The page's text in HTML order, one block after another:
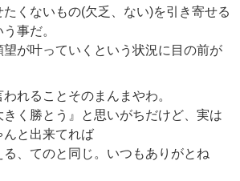
たくないもの(欠乏、ない)を引き寄せる
事だ。
望が叶っていくという状況に目の前が
れることそのまんまやわ。
く勝とう』と思いがちだけど、実は
んと出来てれば
、てのと同じ。いつもありがとね